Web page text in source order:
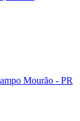
Mourão - PR